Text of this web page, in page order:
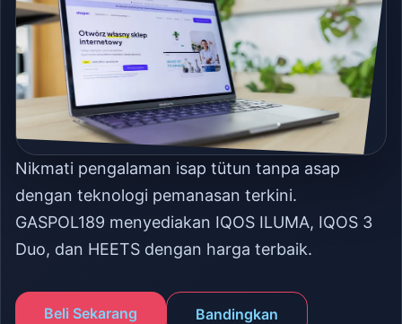
Nikmati pengalaman isap tütun tanpa asap
dengan teknologi pemanasan terkini.
GASPOL189 menyediakan IQOS ILUMA, IQOS 3
Duo, dan HEETS dengan harga terbaik.
Beli Sekarang Bandingkan